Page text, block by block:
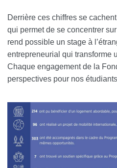
Derrière ces chiffres se
qui permet de se concentrer
rend possible un stage à
entrepreneurial qui transforme
Chaque engagement de la
perspectives pour nos